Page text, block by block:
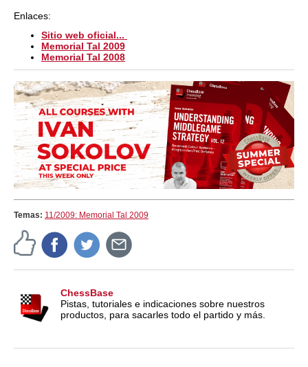
Enlaces:
Sitio web oficial...
Memorial Tal 2009
Memorial Tal 2008
Temas: 11/2009: Memorial Tal 2009
ChessBase
Pistas, tutoriales e indicaciones sobre nuestros
productos, para sacarles todo el partido y más.